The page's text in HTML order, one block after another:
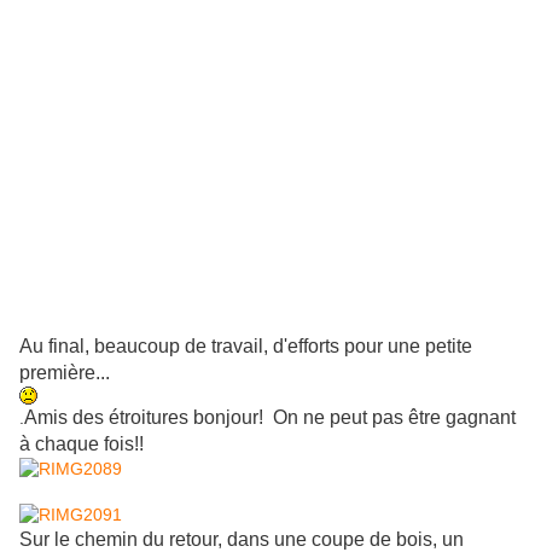
Au final, beaucoup de travail, d'efforts pour une petite
première...
Amis des étroitures bonjour! On ne peut pas être gagnant
à chaque fois!!
Sur le chemin du retour, dans une coupe de bois, un